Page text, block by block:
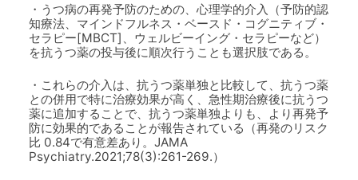
・うつ病の再発予防のための、心理学的介入（予防的認
知療法、マインドフルネス・ベースド・コグニティブ・
セラピー[MBCT]、ウェルビーイング・セラピーなど）
を抗うつ薬の投与後に順次行うことも選択肢である。
・これらの介入は、抗うつ薬単独と比較して、抗うつ薬
との併用で特に治療効果が高く、急性期治療後に抗うつ
薬に追加することで、抗うつ薬単独よりも、より再発予
防に効果的であることが報告されている（再発のリスク
比 0.84で有意差あり。JAMA
Psychiatry.2021;78(3):261-269.）